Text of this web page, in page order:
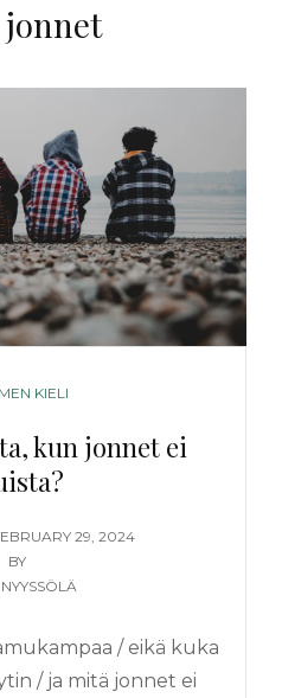
jonnet
KIELI
kun jonnet ei
ON
29, 2024
BY
/ eikä kuka
/ ja mitä jonnet ei